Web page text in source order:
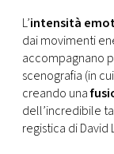
L’intensità
dai movimenti
accompagnano
scenografia (in
creando una
dell’incredibile
registica di David